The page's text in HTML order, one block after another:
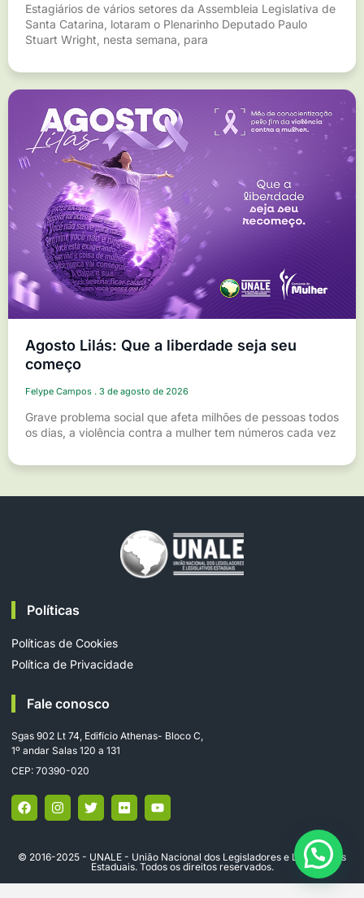
Estagiários de vários setores da Assembleia Legislativa de
Santa Catarina, lotaram o Plenarinho Deputado Paulo
Stuart Wright, nesta semana, para
Agosto Lilás: Que a liberdade seja seu
começo
Felype Campos 3 de agosto de 2026
Grave problema social que afeta milhões de pessoas todos
os dias, a violência contra a mulher tem números cada vez
Políticas
Políticas de Cookies
Política de Privacidade
Fale conosco
Sgas 902 Lt 74, Edifício Athenas- Bloco C,
1º andar Salas 120 a 131
CEP: 70390-020
© 2016-2025 - UNALE - União Nacional dos Legisladores e Legislativos
Estaduais. Todos os direitos reservados.